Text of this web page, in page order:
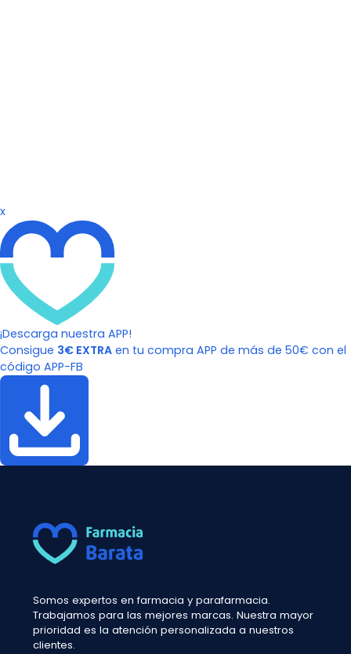
x
¡Descarga nuestra APP!
Consigue 3€ EXTRA en tu compra APP de más de 50€ con el
código APP-FB
Somos expertos en farmacia y parafarmacia.
Trabajamos para las mejores marcas. Nuestra mayor
prioridad es la atención personalizada a nuestros
clientes.